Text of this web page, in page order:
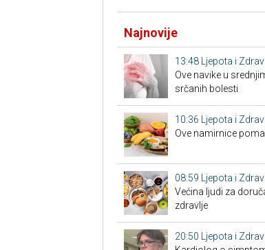
Najnovije
13:48 Ljepota i
Ove navike u
srčanih bolesti
10:36 Ljepota i
Ove namirnice
08:59 Ljepota i
Većina ljudi za
zdravlje
20:50 Ljepota i